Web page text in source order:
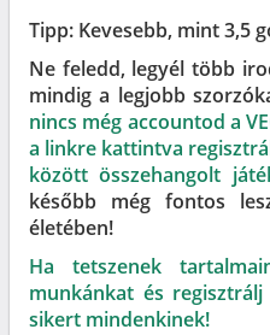
Tipp: Kevesebb, mint 3,5
Ne feledd, legyél több
mindig a legjobb
nincs még accountod a
a linkre kattintva
között összehangolt
később még fontos
életében!
Ha tetszenek
munkánkat és regisztrálj
sikert mindenkinek!